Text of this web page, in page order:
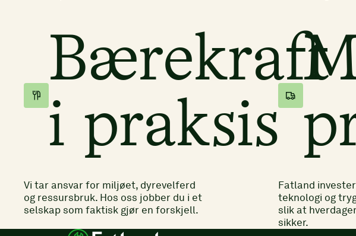
Bærekraft
i praksis
Vi tar ansvar for miljøet, dyrevelferd
og ressursbruk. Hos oss jobber du i et
selskap som faktisk gjør en forskjell.
Fatland
teknologi og
slik at
sikker.